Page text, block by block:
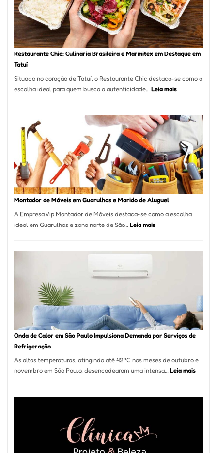
com
Restaurante Chic: Culinária Brasileira e Marmitex em Destaque em
Tatuí
Situado no coração de Tatuí, o Restaurante Chic destaca-se como a
escolha ideal para quem busca a autenticidade… Leia mais:
Culinária
Brasileira
e
Marmitex
em
Destaque
em
Tatuí
Montador de Móveis em Guarulhos e Marido de Aluguel
A Empresa Vip Montador de Móveis destaca-se como a escolha
ideal em Guarulhos e zona norte de São… Leia mais:
de
Aluguel
Onda de Calor em São Paulo Impulsiona Demanda por Serviços de
Refrigeração
As altas temperaturas, atingindo até 42ºC nos meses de outubro e
novembro em São Paulo, desencadearam uma intensa…Leia mais: